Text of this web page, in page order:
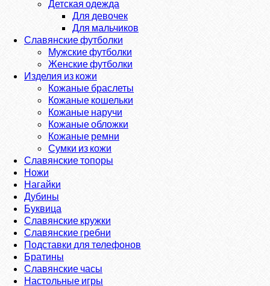
Детская одежда
Для девочек
Для мальчиков
Славянские футболки
Мужские футболки
Женские футболки
Изделия из кожи
Кожаные браслеты
Кожаные кошельки
Кожаные наручи
Кожаные обложки
Кожаные ремни
Сумки из кожи
Славянские топоры
Ножи
Нагайки
Дубины
Буквица
Славянские кружки
Славянские гребни
Подставки для телефонов
Братины
Славянские часы
Настольные игры